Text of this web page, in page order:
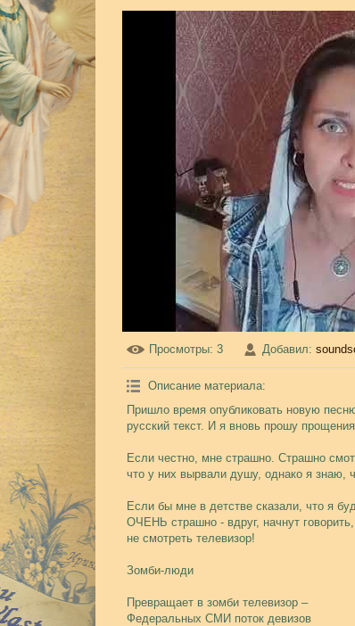
Просмотры: 3 Добавил:
Описание материала:
Пришло время опубликовать новую
русский текст. И я вновь прошу
Если честно, мне страшно. Страшно
что у них вырвали душу, однако я знаю,
Если бы мне в детстве сказали, что я
ОЧЕНЬ страшно - вдруг, начнут
не смотреть телевизор!
Зомби-люди
Превращает в зомби телевизор –
Федеральных СМИ поток девизов